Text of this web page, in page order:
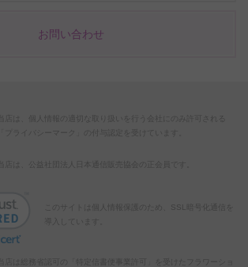
お問い合わせ
当店は、個人情報の適切な取り扱いを行う会社にのみ許可される
「プライバシーマーク」の付与認定を受けています。
当店は、公益社団法人日本通信販売協会の正会員です。
このサイトは個人情報保護のため、SSL暗号化通信を
導入しています。
当店は総務省認可の「特定信書便事業許可」を受けたフラワーショ